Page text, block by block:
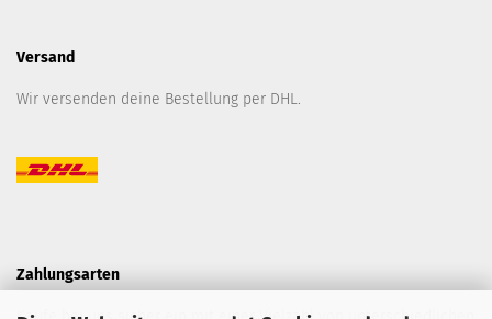
Versand
Wir versenden deine Bestellung per DHL.
Zahlungsarten